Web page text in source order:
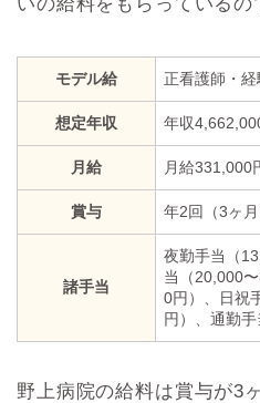
モデル給 正看護師・
想定年収 年収
月給 月給331,000
賞与 年2回（3ヶ月
諸手当
夜勤手当（
当（20,000
0円）、日祝
円）、通勤手
野上病院の給料は賞与が3